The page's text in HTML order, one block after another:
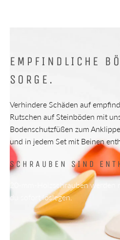
EMPFINDLICHE
SORGE.
Verhindere Schäden auf
Rutschen auf Steinböden mit
Bodenschutzfüßen zum
und in jedem Set mit Beinen
SCHRAUBEN SIND
20-mm-Holzschrauben werden
du sofort loslegen.